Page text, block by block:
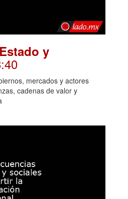
y
mercados y actores
cadenas de valor y